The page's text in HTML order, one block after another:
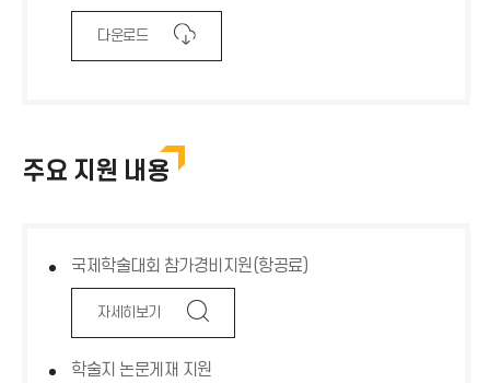
다
콘
다운로드
주요 지원 내용
국제학술대회 참가경비지원(항공료)
돋
아
자세히보기
학술지 논문게재 지원